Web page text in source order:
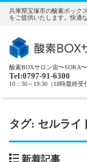
兵庫県宝塚市の酸素ボック
をご提供いたします。快適
酸素BOXサロン宙〜SORA〜
Tel:0797-91-6300
10：30～19:30（18時最終
タグ: セルライ
新着記事